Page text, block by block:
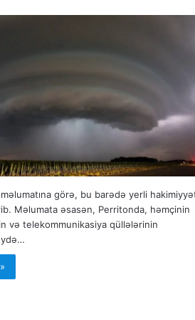
görə, bu barədə yerli
Məlumata əsasən, Perritonda, həmçinin
və telekommunikasiya qüllələrinin